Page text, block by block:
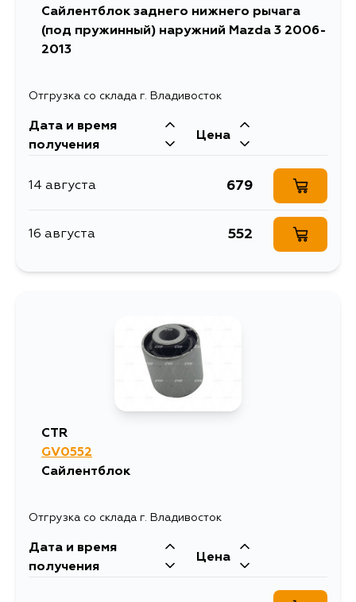
Сайлентблок заднего нижнего рычага
(под пружинный) наружний Mazda 3 2006-
2013
Отгрузка со склада г. Владивосток
Дата и время
получения
Цена
14 августа 679
16 августа 552
CTR
GV0552
Сайлентблок
Отгрузка со склада г. Владивосток
Дата и время
получения
Цена